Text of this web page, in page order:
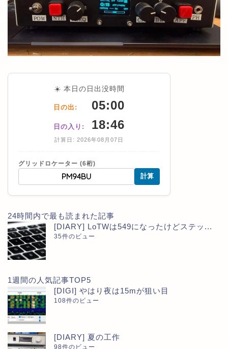
☀️ 本日の日出没時間
日の出: 05:00
日の入り: 18:46
計算日: 2026年08月07日
グリッドロケーター (6桁)
計算
24時間内で最も読まれた記事
[DIARY] LoTWは549になったけどステッ...
35件のビュー
1週間の人気記事TOP5
[DIGI] やはり夜は15mが狙い目
108件のビュー
[DIARY] 夏の工作
98件のビュー